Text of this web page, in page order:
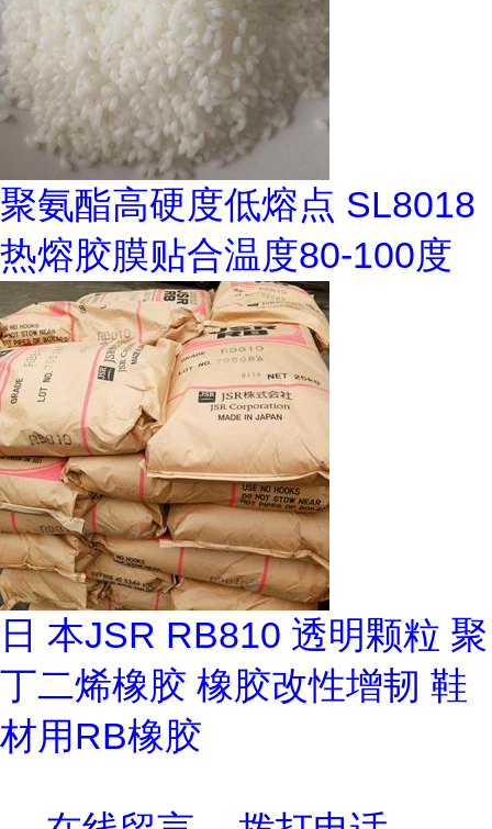
聚氨酯高硬度低熔点 SL8018
热熔胶膜贴合温度80-100度
日 本JSR RB810 透明颗粒 聚
丁二烯橡胶 橡胶改性增韧 鞋
材用RB橡胶